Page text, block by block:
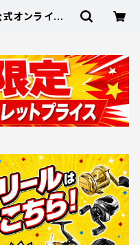
オンラインス